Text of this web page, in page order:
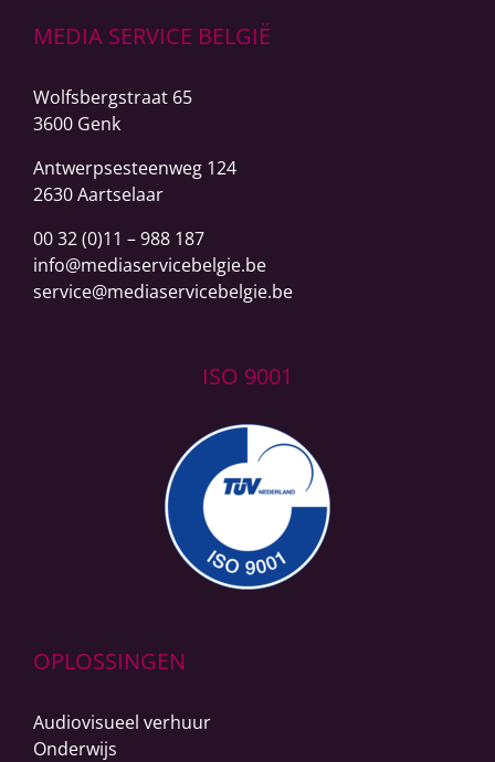
MEDIA SERVICE BELGIË
Wolfsbergstraat 65
3600 Genk
Antwerpsesteenweg 124
2630 Aartselaar
00 32 (0)11 – 988 187
info@mediaservicebelgie.be
service@mediaservicebelgie.be
ISO 9001
OPLOSSINGEN
Audiovisueel verhuur
Onderwijs